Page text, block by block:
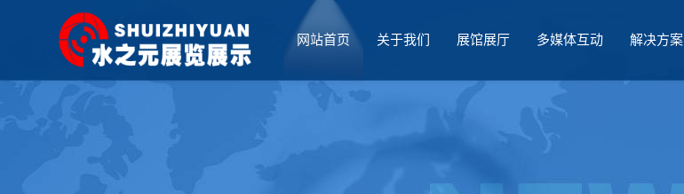
网站首页 关于我们 展馆展厅 多媒体互动 解决方案